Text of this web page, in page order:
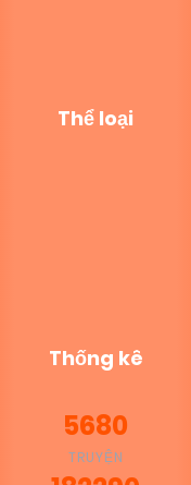
Thể loại
Thống kê
5680
TRUYỆN